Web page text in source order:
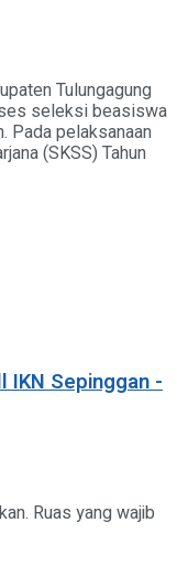
Tulungagung
seleksi beasiswa
Pada pelaksanaan
(SKSS) Tahun
IKN Sepinggan -
Ruas yang wajib